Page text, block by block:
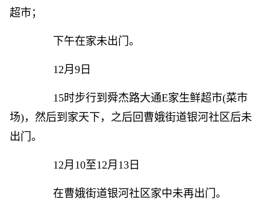
超市；
下午在家未出门。
12月9日
15时步行到舜杰路大通E家生鲜超市(菜市
场)，然后到家天下，之后回曹娥街道银河社区后未
出门。
12月10至12月13日
在曹娥街道银河社区家中未再出门。